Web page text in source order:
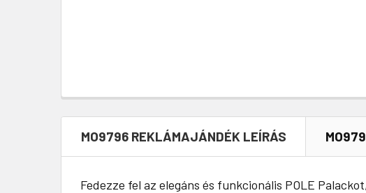
MO9796 REKLÁMAJÁNDÉK LEÍRÁS
Fedezze fel az elegáns és funkcionális POLE